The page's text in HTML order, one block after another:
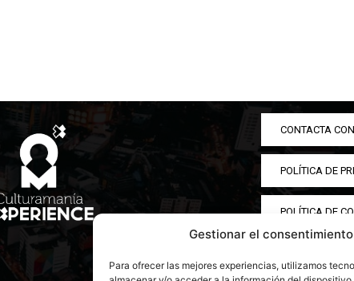
Gestionar el
Para ofrecer las mejores experiencias, utilizamos
CONTACTA
POLÍTICA DE
POLÍTICA DE